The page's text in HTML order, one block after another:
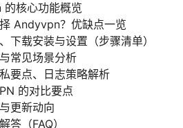
核心功能概览
Andyvpn？优缺点一览
下载安装与设置（步骤清单）
常见场景分析
要点、日志策略解析
的对比要点
更新动向
答（FAQ）